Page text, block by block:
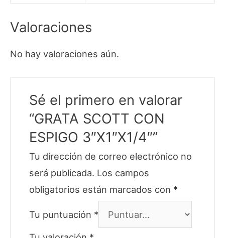
Valoraciones
No hay valoraciones aún.
Sé el primero en valorar
“GRATA SCOTT CON
ESPIGO 3″X1″X1/4″”
Tu dirección de correo electrónico no
será publicada. Los campos
obligatorios están marcados con *
Tu puntuación *